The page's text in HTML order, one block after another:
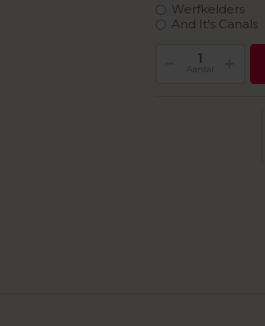
Werfkelders
And It's Canals
Aantal